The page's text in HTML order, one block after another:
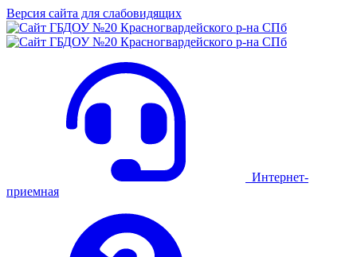
Версия сайта для слабовидящих
Интернет-
приемная